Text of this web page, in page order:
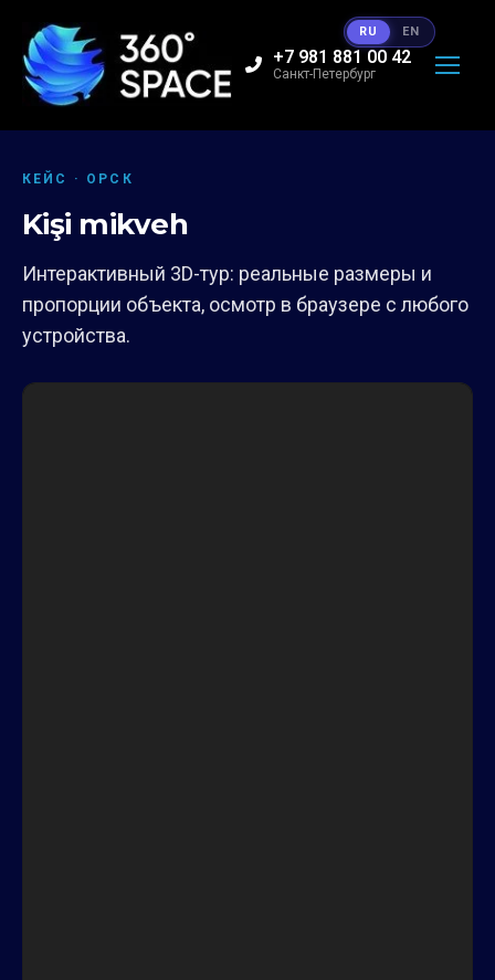
+7 981 881 00 42
Санкт-Петербург
КЕЙС · ОРСК
Kişi mikveh
Интерактивный 3D-тур: реальные размеры и
пропорции объекта, осмотр в браузере с любого
устройства.
RU EN